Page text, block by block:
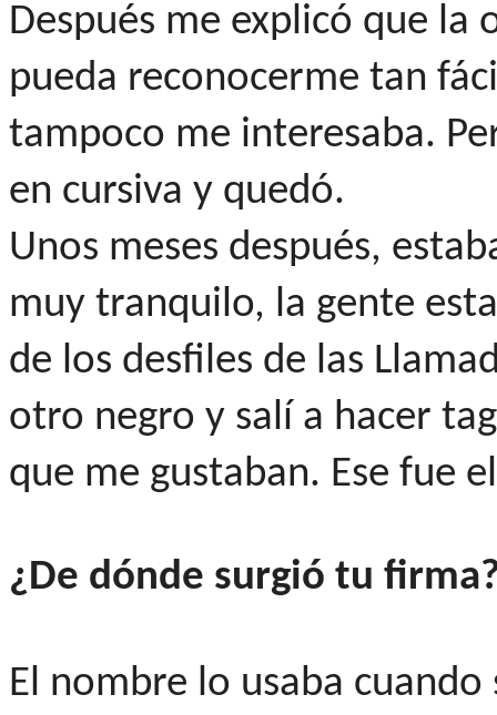
Después me explicó que la
pueda reconocerme tan
tampoco me interesaba.
en cursiva y quedó.
Unos meses después,
muy tranquilo, la gente
de los desfiles de las
otro negro y salí a hacer
que me gustaban. Ese fue
¿De dónde surgió tu
El nombre lo usaba